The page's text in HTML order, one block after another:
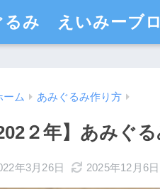
るみ えいみーブ
ーム あみぐるみ作り方
202２年】あみ
年3月26日 2025年12月6日